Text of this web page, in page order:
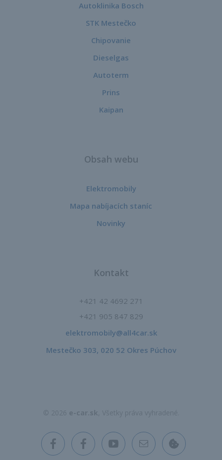
Autoklinika Bosch
STK Mestečko
Chipovanie
Dieselgas
Autoterm
Prins
Kaipan
Obsah webu
Elektromobily
Mapa nabíjacích staníc
Novinky
Kontakt
+421 42 4692 271
+421 905 847 829
elektromobily@all4car.sk​
Mestečko 303, 020 52 Okres Púchov